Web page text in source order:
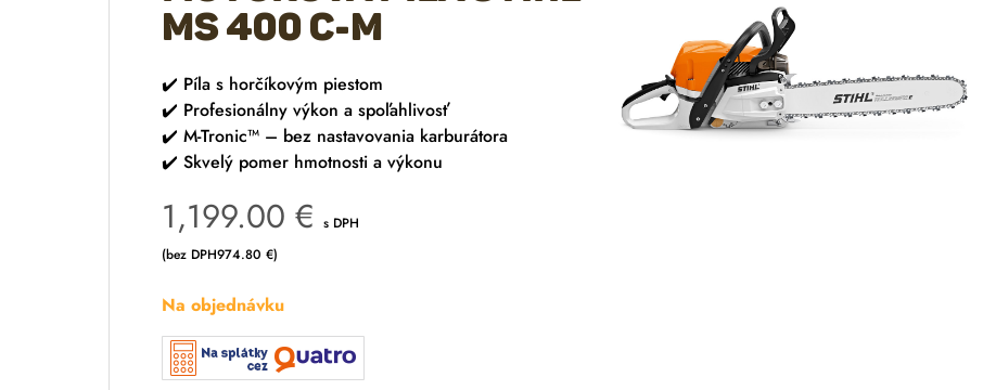
MS 400 C-M
✔️ Píla s horčíkovým piestom
✔️ Profesionálny výkon a spoľahlivosť
✔️ M-Tronic™ – bez nastavovania karburátora
✔️ Skvelý pomer hmotnosti a výkonu
1,199.00 € s DPH
(bez DPH974.80 €)
Na objednávku